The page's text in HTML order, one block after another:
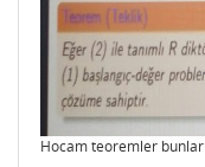
Hocam teoremler bunlar